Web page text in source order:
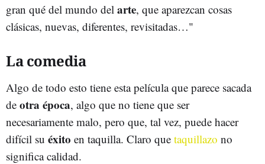
gran qué del mundo del arte, que aparezcan cosas
clásicas, nuevas, diferentes, revisitadas…"
La comedia
Algo de todo esto tiene esta película que parece sacada
de otra época, algo que no tiene que ser
necesariamente malo, pero que, tal vez, puede hacer
difícil su éxito en taquilla. Claro que taquillazo no
significa calidad.